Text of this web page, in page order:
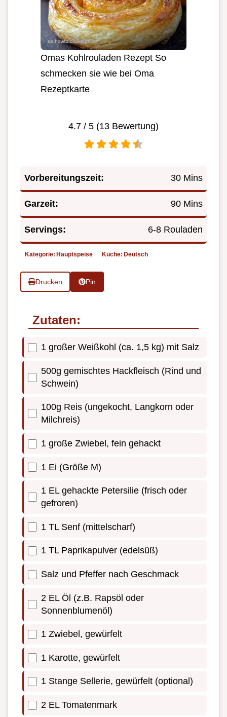
Omas Kohlrouladen Rezept So
schmecken sie wie bei Oma
Rezeptkarte
4.7 / 5 (13 Bewertung)
Vorbereitungszeit: 30 Mins
Garzeit: 90 Mins
Servings: 6-8 Rouladen
Kategorie: Hauptspeise Küche: Deutsch
Drucken Pin
Zutaten:
1 großer Weißkohl (ca. 1,5 kg) mit Salz
500g gemischtes Hackfleisch (Rind und
Schwein)
100g Reis (ungekocht, Langkorn oder
Milchreis)
1 große Zwiebel, fein gehackt
1 Ei (Größe M)
1 EL gehackte Petersilie (frisch oder
gefroren)
1 TL Senf (mittelscharf)
1 TL Paprikapulver (edelsüß)
Salz und Pfeffer nach Geschmack
2 EL Öl (z.B. Rapsöl oder
Sonnenblumenöl)
1 Zwiebel, gewürfelt
1 Karotte, gewürfelt
1 Stange Sellerie, gewürfelt (optional)
2 EL Tomatenmark